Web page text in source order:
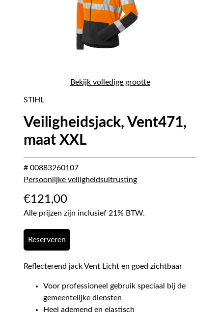
Bekijk volledige grootte
STIHL
Veiligheidsjack, Vent471,
maat XXL
# 00883260107
Persoonlijke veiligheidsuitrusting
€121,00
Alle prijzen zijn inclusief 21% BTW.
Reserveren
Reflecterend jack Vent Licht en goed zichtbaar
Voor professioneel gebruik speciaal bij de
gemeentelijke diensten
Heel ademend en elastisch